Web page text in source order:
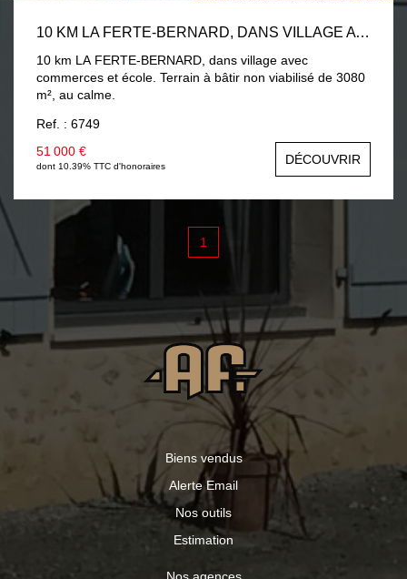
10 KM LA FERTE-BERNARD, DANS VILLAGE AVEC COMMERCES ET ÉCOLE, TERRAIN À BÂTIR 3080 M²
10 km LA FERTE-BERNARD, dans village avec
commerces et école. Terrain à bâtir non viabilisé de 3080
m², au calme.
Ref. : 6749
51 000 €
dont 10.39% TTC d'honoraires DÉCOUVRIR
1
Biens vendus
Alerte Email
Nos outils
Estimation